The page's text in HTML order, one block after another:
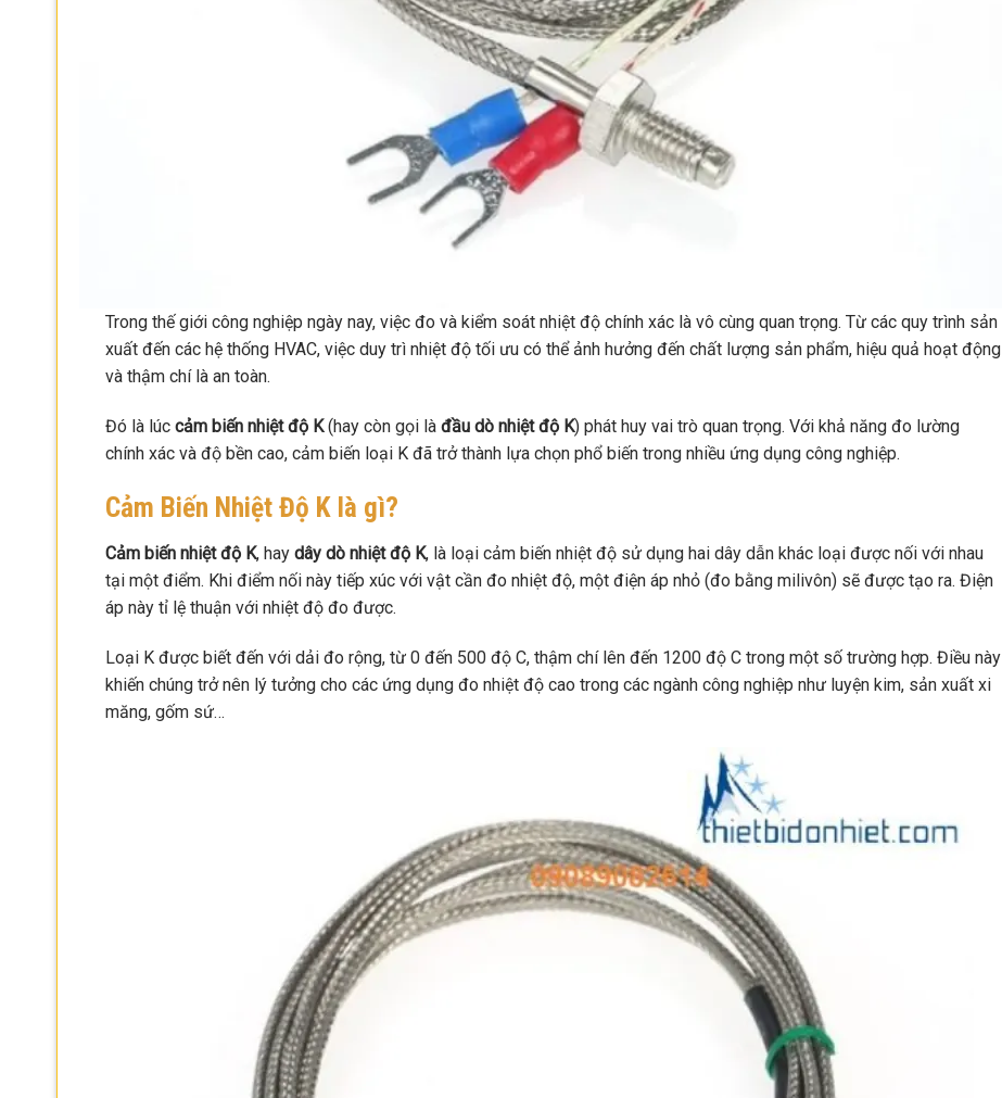
Trong thế giới công nghiệp ngày nay, việc đo và kiểm soát nhiệt độ chính xác là vô cùng quan trọng. Từ các quy trình sản
xuất đến các hệ thống HVAC, việc duy trì nhiệt độ tối ưu có thể ảnh hưởng đến chất lượng sản phẩm, hiệu quả hoạt động
và thậm chí là an toàn.
Đó là lúc cảm biến nhiệt độ K(hay còn gọi là đầu dò nhiệt độ K) phát huy vai trò quan trọng. Với khả năng đo lường
chính xác và độ bền cao, cảm biến loại K đã trở thành lựa chọn phổ biến trong nhiều ứng dụng công nghiệp.
Cảm Biến Nhiệt Độ K là gì?
Cảm biến nhiệt độ K, hay dây dò nhiệt độ K, là loại cảm biến nhiệt độ sử dụng hai dây dẫn khác loại được nối với nhau
tại một điểm. Khi điểm nối này tiếp xúc với vật cần đo nhiệt độ, một điện áp nhỏ (đo bằng milivôn) sẽ được tạo ra. Điện
áp này tỉ lệ thuận với nhiệt độ đo được.
Loại K được biết đến với dải đo rộng, từ 0 đến 500 độ C, thậm chí lên đến 1200 độ C trong một số trường hợp. Điều này
khiến chúng trở nên lý tưởng cho các ứng dụng đo nhiệt độ cao trong các ngành công nghiệp như luyện kim, sản xuất xi
măng, gốm sứ…